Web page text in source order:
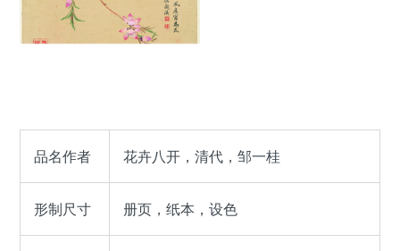
品名作者 花卉八开，清代，邹一桂
形制尺寸 册页，纸本，设色